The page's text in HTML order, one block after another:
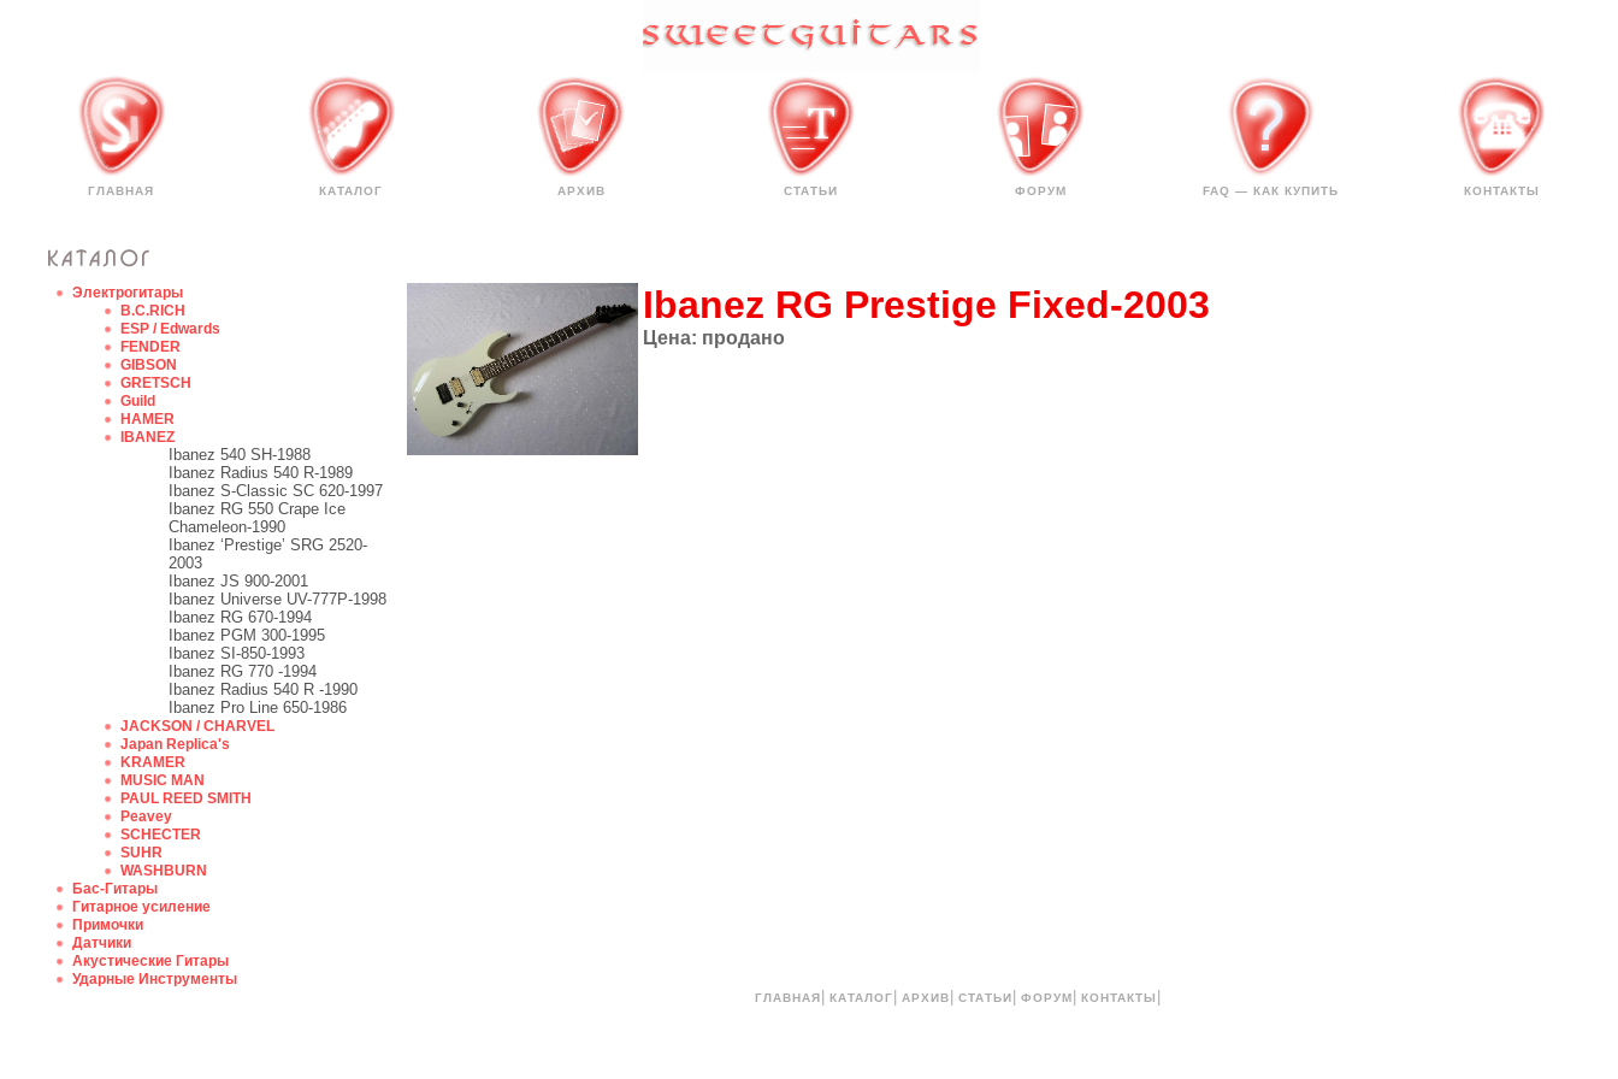
ГЛАВНАЯ КАТАЛОГ АРХИВ СТАТЬИ ФОРУМ FAQ — КАК КУПИТЬ КОНТАКТЫ
Электрогитары
B.C.RICH
ESP / Edwards
FENDER
GIBSON
GRETSCH
Guild
HAMER
IBANEZ
Ibanez 540 SH-1988
Ibanez Radius 540 R-1989
Ibanez S-Classic SC 620-1997
Ibanez RG 550 Crape Ice
Chameleon-1990
Ibanez ‘Prestige’ SRG 2520-
2003
Ibanez JS 900-2001
Ibanez Universe UV-777P-1998
Ibanez RG 670-1994
Ibanez PGM 300-1995
Ibanez SI-850-1993
Ibanez RG 770 -1994
Ibanez Radius 540 R -1990
Ibanez Pro Line 650-1986
JACKSON / CHARVEL
Japan Replica's
KRAMER
MUSIC MAN
PAUL REED SMITH
Peavey
SCHECTER
SUHR
WASHBURN
Бас-Гитары
Гитарное усиление
Примочки
Датчики
Акустические Гитары
Ударные Инструменты
Ibanez RG Prestige Fixed-2003
Цена: продано
ГЛАВНАЯ КАТАЛОГ АРХИВ СТАТЬИ ФОРУМ КОНТАКТЫ